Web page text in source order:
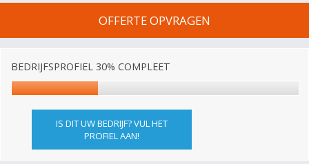
OFFERTE OPVRAGEN
BEDRIJFSPROFIEL 30% COMPLEET
IS DIT UW BEDRIJF? VUL HET
PROFIEL AAN!